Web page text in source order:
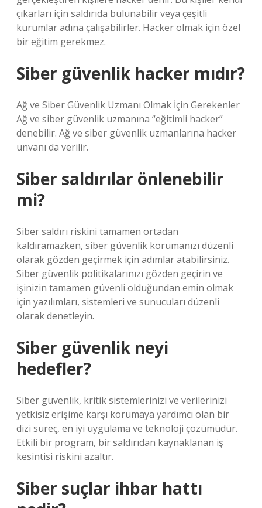
çıkarları için saldırıda bulunabilir veya çeşitli
kurumlar adına çalışabilirler. Hacker olmak için özel
bir eğitim gerekmez.
Siber güvenlik hacker mıdır?
Ağ ve Siber Güvenlik Uzmanı Olmak İçin Gerekenler
Ağ ve siber güvenlik uzmanına “eğitimli hacker”
denebilir. Ağ ve siber güvenlik uzmanlarına hacker
unvanı da verilir.
Siber saldırılar önlenebilir
mi?
Siber saldırı riskini tamamen ortadan
kaldıramazken, siber güvenlik korumanızı düzenli
olarak gözden geçirmek için adımlar atabilirsiniz.
Siber güvenlik politikalarınızı gözden geçirin ve
işinizin tamamen güvenli olduğundan emin olmak
için yazılımları, sistemleri ve sunucuları düzenli
olarak denetleyin.
Siber güvenlik neyi
hedefler?
Siber güvenlik, kritik sistemlerinizi ve verilerinizi
yetkisiz erişime karşı korumaya yardımcı olan bir
dizi süreç, en iyi uygulama ve teknoloji çözümüdür.
Etkili bir program, bir saldırıdan kaynaklanan iş
kesintisi riskini azaltır.
Siber suçlar ihbar hattı